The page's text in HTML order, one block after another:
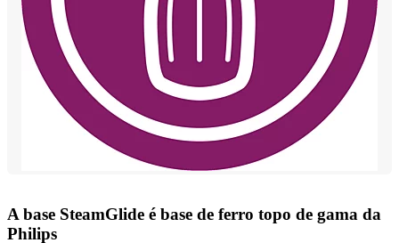
A base SteamGlide é base de ferro topo de gama da
Philips